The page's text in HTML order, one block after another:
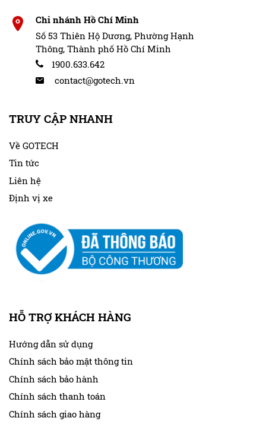
Chi nhánh Hồ Chí Minh
Số 53 Thiên Hộ Dương, Phường Hạnh
Thông, Thành phố Hồ Chí Minh
1900.633.642
contact@gotech.vn
TRUY CẬP NHANH
Về GOTECH
Tin tức
Liên hệ
Định vị xe
HỖ TRỢ KHÁCH HÀNG
Hướng dẫn sử dụng
Chính sách bảo mật thông tin
Chính sách bảo hành
Chính sách thanh toán
Chính sách giao hàng